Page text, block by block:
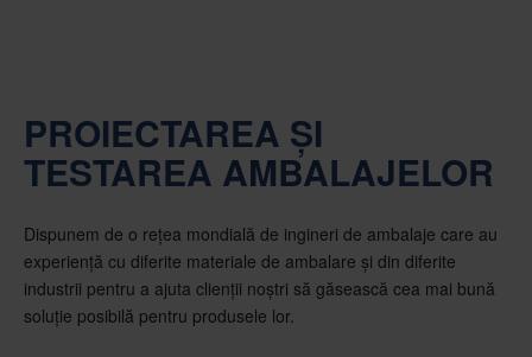
PROIECTAREA ȘI
TESTAREA AMBALAJELOR
Dispunem de o rețea mondială de ingineri de ambalaje care au
experiență cu diferite materiale de ambalare și din diferite
industrii pentru a ajuta clienții noștri să găsească cea mai bună
soluție posibilă pentru produsele lor.